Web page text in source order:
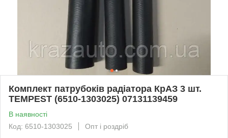
Комплект патрубоків радіатора КрАЗ 3 шт.
TEMPEST (6510-1303025) 07131139459
В наявності
Код: 6510-1303025
Опт і роздріб